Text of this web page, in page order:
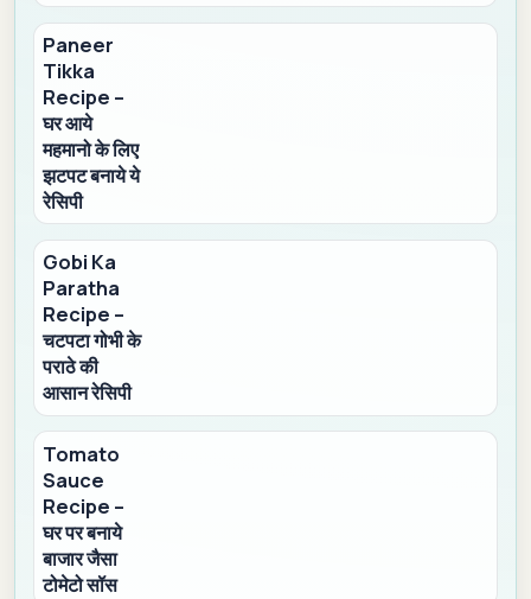
Paneer
Tikka
Recipe –
घर आये
महमानो के लिए
झटपट बनाये ये
रेसिपी
Gobi Ka
Paratha
Recipe –
चटपटा गोभी के
पराठे की
आसान रेसिपी
Tomato
Sauce
Recipe –
घर पर बनाये
बाजार जैसा
टोमेटो सॉस